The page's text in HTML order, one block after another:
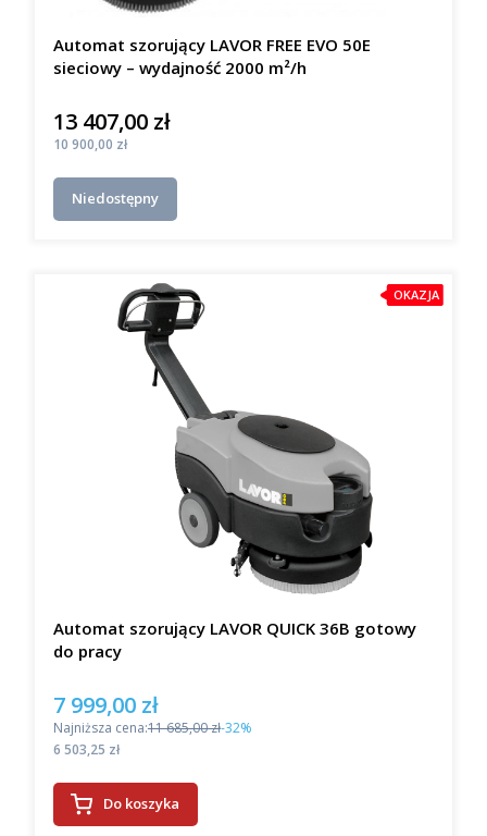
Automat szorujący LAVOR FREE EVO 50E
sieciowy – wydajność 2000 m²/h
Cena
13 407,00 zł
Cena
10 900,00 zł
Niedostępny
OKAZJA
Automat szorujący LAVOR QUICK 36B gotowy
do pracy
Cena promocyjna
7 999,00 zł
Najniższa cena:11 685,00 zł-32%
Cena
6 503,25 zł
Do koszyka